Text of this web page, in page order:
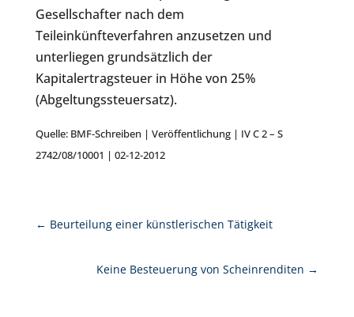
Gesellschafter nach dem
Teileinkünfteverfahren anzusetzen und
unterliegen grundsätzlich der
Kapitalertragsteuer in Höhe von 25%
(Abgeltungssteuersatz).
Quelle: BMF-Schreiben | Veröffentlichung | IV C 2 – S
2742/08/10001 | 02-12-2012
← Beurteilung einer künstlerischen Tätigkeit
Keine Besteuerung von Scheinrenditen →